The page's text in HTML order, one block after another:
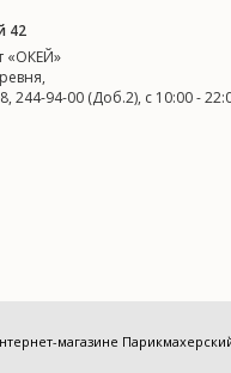
42
«ОКЕЙ»
244-94-00 (Доб.2), c 10:00 -